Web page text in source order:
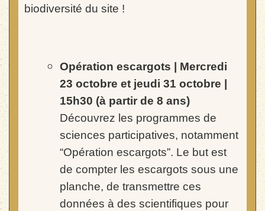
biodiversité du site !
Opération escargots | Mercredi
23 octobre et jeudi 31 octobre |
15h30 (à partir de 8 ans)
Découvrez les programmes de
sciences participatives, notamment
“Opération escargots”. Le but est
de compter les escargots sous une
planche, de transmettre ces
données à des scientifiques pour